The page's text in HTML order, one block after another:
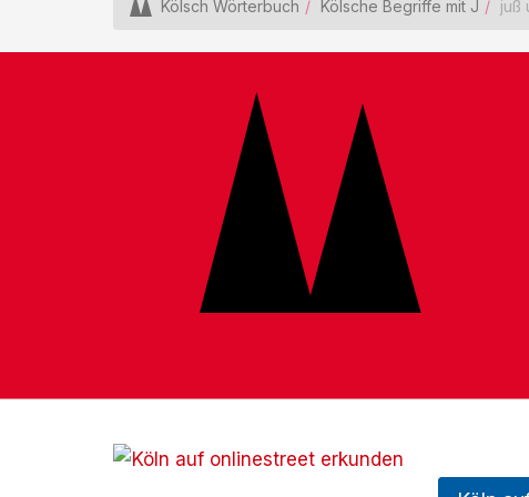
Kölsch Wörterbuch Kölsche Begriffe mit J juß